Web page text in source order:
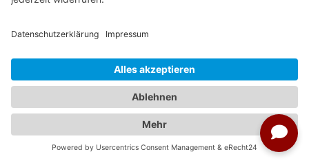
Kein Bild gefunden
Weitere Städte aus Mexiko
Guadalajara
Puebla
Acapulco de Juárez